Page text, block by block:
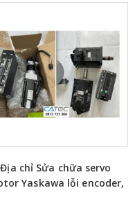
Địa chỉ Sửa chữa servo
Yaskawa lỗi encoder,